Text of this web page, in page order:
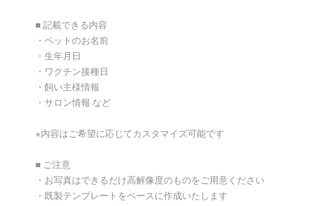
■ 記載できる内容
・ペットのお名前
・生年月日
・ワクチン接種日
・飼い主様情報
・サロン情報 など
※内容はご希望に応じてカスタマイズ可能です
■ ご注意
・お写真はできるだけ高解像度のものをご用意ください
・既製テンプレートをベースに作成いたします